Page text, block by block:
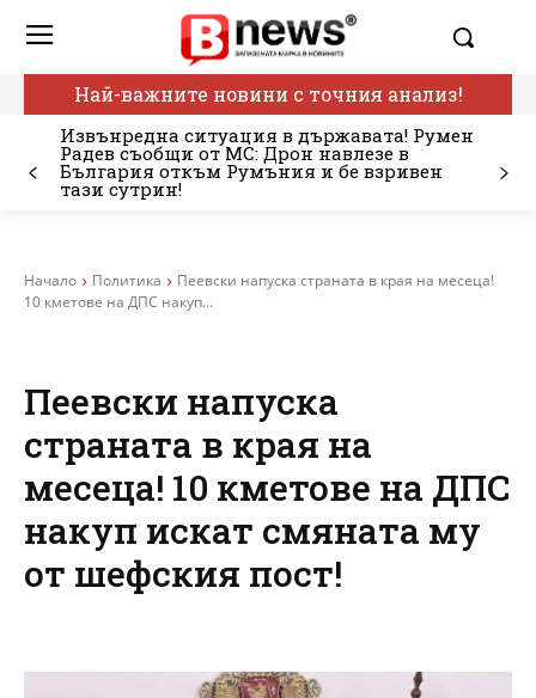
Най-важните новини с точния анализ!
Извънредна ситуация в държавата! Румен
Радев съобщи от МС: Дрон навлезе в
България откъм Румъния и бе взривен
тази сутрин!
Начало Политика
Пеевски напуска страната в края на месеца!
10 кметове на ДПС накуп...
Пеевски напуска
страната в края на
месеца! 10 кметове на ДПС
накуп искат смяната му
от шефския пост!